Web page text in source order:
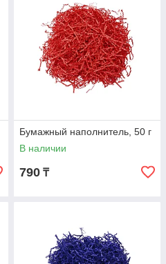
Бумажный наполнитель, 50 г
В наличии
790 ₸